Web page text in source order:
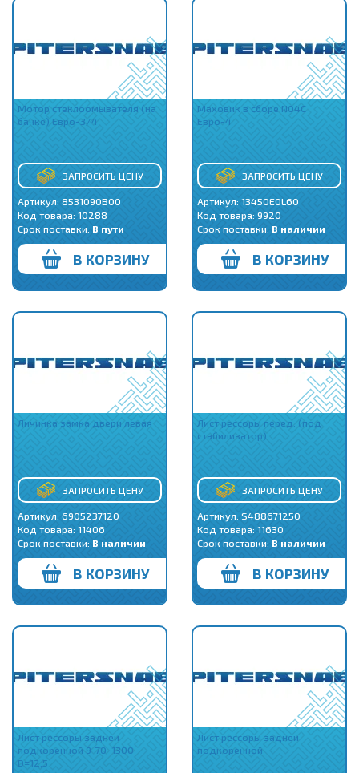
Мотор стеклоомывателя (на
бачке) Евро-3/4
ЗАПРОСИТЬ ЦЕНУ
Артикул: 8531090B00
Код товара: 10288
Срок поставки: В пути
В КОРЗИНУ
Маховик в сборе N04C
Евро-4
ЗАПРОСИТЬ ЦЕНУ
Артикул: 13450E0L60
Код товара: 9920
Срок поставки: В наличии
В КОРЗИНУ
Личинка замка двери левая
ЗАПРОСИТЬ ЦЕНУ
Артикул: 6905237120
Код товара: 11406
Срок поставки: В наличии
В КОРЗИНУ
Лист рессоры перед. (под
стабилизатор)
ЗАПРОСИТЬ ЦЕНУ
Артикул: S488671250
Код товара: 11630
Срок поставки: В наличии
В КОРЗИНУ
Лист рессоры задней
подкоренной 9-70-1300
D=12,5
Лист рессоры задней
подкоренной